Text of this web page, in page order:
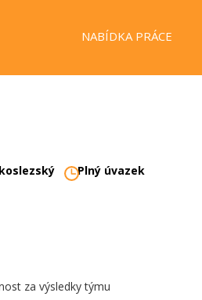
NABÍDKA PRÁCE
Plný úvazek
za výsledky týmu